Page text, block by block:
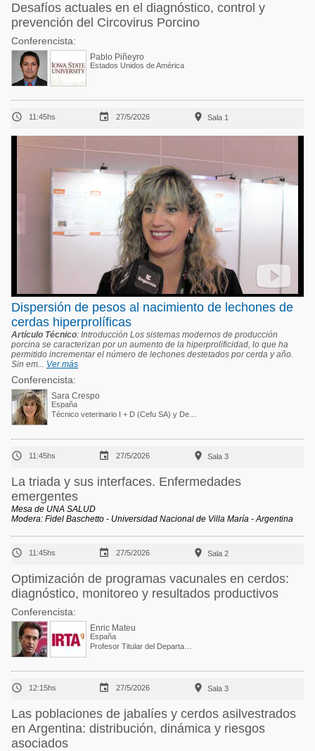
Desafíos actuales en el diagnóstico, control y
prevención del Circovirus Porcino
Conferencista:
Pablo Piñeyro
Estados Unidos de América
 11:45hs  27/5/2026  Sala 1
Dispersión de pesos al nacimiento de lechones de
cerdas hiperprolíficas
Artículo Técnico: Introducción Los sistemas modernos de producción
porcina se caracterizan por un aumento de la hiperprolificidad, lo que ha
permitido incrementar el número de lechones destetados por cerda y año.
Sin em... Ver más
Conferencista:
Sara Crespo
España
 11:45hs  27/5/2026  Sala 3
La triada y sus interfaces. Enfermedades
emergentes
Mesa de UNA SALUD
Modera: Fidel Baschetto - Universidad Nacional de Villa María - Argentina
 11:45hs  27/5/2026  Sala 2
Optimización de programas vacunales en cerdos:
diagnóstico, monitoreo y resultados productivos
Conferencista:
Enric Mateu
España
 12:15hs  27/5/2026  Sala 3
Las poblaciones de jabalíes y cerdos asilvestrados
en Argentina: distribución, dinámica y riesgos
asociados